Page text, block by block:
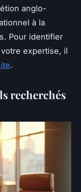
anglo-
à la
Pour identifier
expertise, il
.
recherchés